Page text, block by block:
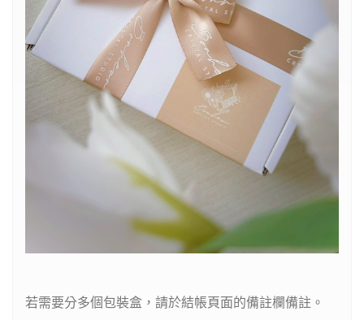
若需要分多個包裝盒，請於結帳頁面的備註欄備註。